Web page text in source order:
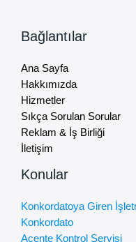
Bağlantılar
Ana Sayfa
Hakkımızda
Hizmetler
Sıkça Sorulan Sorular
Reklam & İş Birliği
İletişim
Konular
Konkordatoya Giren
Konkordato
Acente Kontrol Servisi